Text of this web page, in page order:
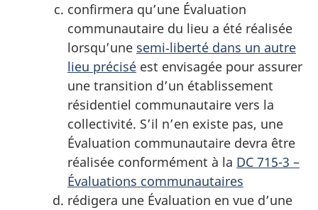
confirmera qu’une Évaluation
communautaire du lieu a été réalisée
lorsqu’une semi‑liberté dans un autre
lieu précisé est envisagée pour assurer
une transition d’un établissement
résidentiel communautaire vers la
collectivité. S’il n’en existe pas, une
Évaluation communautaire devra être
réalisée conformément à la DC 715-3 –
Évaluations communautaires
rédigera une Évaluation en vue d’une